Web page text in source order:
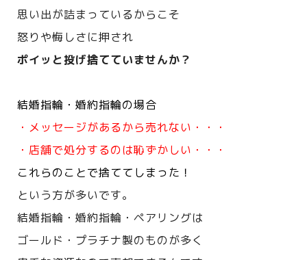
思い出が詰まっているからこそ
怒りや悔しさに押され
ポイッと投げ捨てていませんか？
結婚指輪・婚約指輪の場合
・メッセージがあるから売れない・・・
・店舗で処分するのは恥ずかしい・・・
これらのことで捨ててしまった！
という方が多いです。
結婚指輪・婚約指輪・ペアリングは
ゴールド・プラチナ製のものが多く